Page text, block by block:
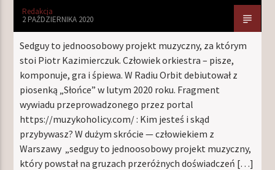
Redakcja
2 PAŹDZIERNIKA 2020
Sedguy to jednoosobowy projekt muzyczny, za którym
stoi Piotr Kazimierczuk. Człowiek orkiestra – pisze,
komponuje, gra i śpiewa. W Radiu Orbit debiutował z
piosenką „Słońce” w lutym 2020 roku. Fragment
wywiadu przeprowadzonego przez portal
https://muzykoholicy.com/ : Kim jesteś i skąd
przybywasz? W dużym skrócie — człowiekiem z
Warszawy „sedguy to jednoosobowy projekt muzyczny,
który powstał na gruzach przeróżnych doświadczeń […]